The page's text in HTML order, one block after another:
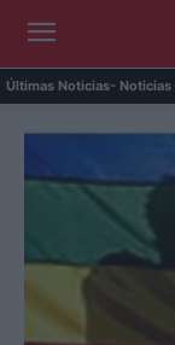
Últimas Noticias- Noticias
de la vivienda en